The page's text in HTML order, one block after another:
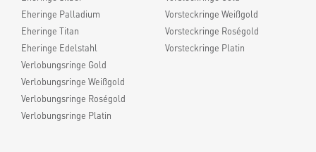
Eheringe Palladium
Eheringe Titan
Eheringe Edelstahl
Verlobungsringe Gold
Verlobungsringe Weißgold
Verlobungsringe Roségold
Verlobungsringe Platin
Vorsteckringe Weißgold
Vorsteckringe Roségold
Vorsteckringe Platin